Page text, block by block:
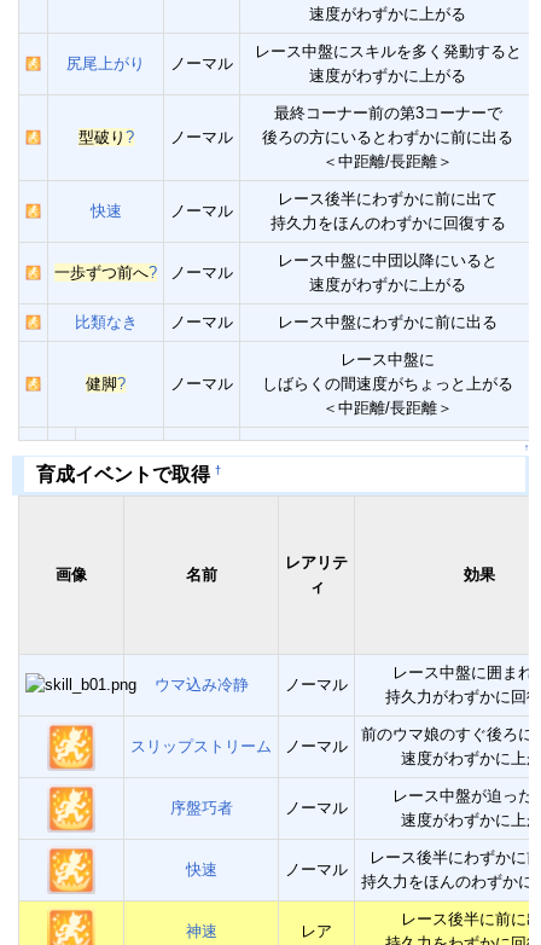
速度がわずかに上がる
尻尾上がり ノーマル
レース中盤にスキルを多く発動すると
速度がわずかに上がる
型破り ? ノーマル
最終コーナー前の第3コーナーで
後ろの方にいるとわずかに前に出る
＜中距離/長距離＞
快速 ノーマル
レース後半にわずかに前に出て
持久力をほんのわずかに回復する
一歩ずつ前へ? ノーマル
レース中盤に中団以降にいると
速度がわずかに上がる
比類なき ノーマル レース中盤にわずかに前に出る
健脚? ノーマル
レース中盤に
しばらくの間速度がちょっと上がる
＜中距離/長距離＞
↑
育成イベントで取得 †
画像 名前
レアリテ
ィ
効果
ウマ込み冷静 ノーマル
レース中盤に囲まれ
持久力がわずかに回
スリップストリーム ノーマル
前のウマ娘のすぐ後ろに
速度がわずかに上
序盤巧者 ノーマル
レース中盤が迫った
速度がわずかに上
快速 ノーマル
レース後半にわずかに
持久力をほんのわずかに
神速 レア
レース後半に前に